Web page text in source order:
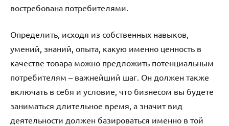
востребована потребителями.
Определить, исходя из собственных навыков,
умений, знаний, опыта, какую именно ценность в
качестве товара можно предложить потенциальным
потребителям – важнейший шаг. Он должен также
включать в себя и условие, что бизнесом вы будете
заниматься длительное время, а значит вид
деятельности должен базироваться именно в той